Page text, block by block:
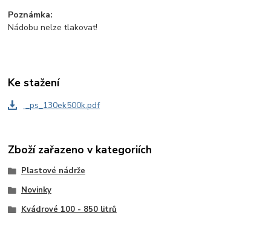
Poznámka:
Nádobu nelze tlakovat!
Ke stažení
_ps_130ek500k.pdf
Zboží zařazeno v kategoriích
Plastové nádrže
Novinky
Kvádrové 100 - 850 litrů